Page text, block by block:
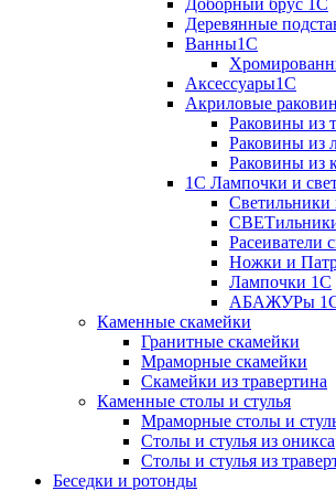
Доборный брус 1С
Деревянные
Ванны1С
Аксессуары1С
Акриловые
Раковины из
Раковины из
Раковины из
1С Лампочки и
Светильники
Расеиватели
Ножки и
Лампочки 1С
АБАЖУРы
Каменные скамейки
Гранитные скамейки
Мраморные скамейки
Скамейки из травертина
Каменные столы и стулья
Мраморные столы и
Столы и стулья из оникса
Столы и стулья из
Беседки и ротонды